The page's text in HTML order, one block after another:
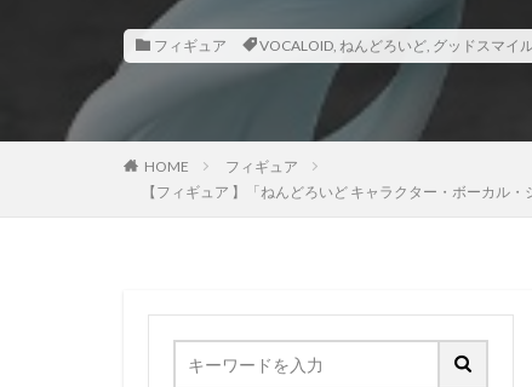
フィギュア VOCALOID, ねんどろいど, グッドスマイ
HOME
フィギュア
【フィギュア 】「ねんどろいど キャラクター・ボーカル